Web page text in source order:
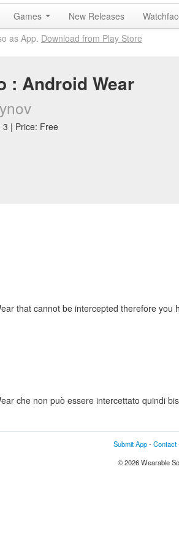
Games New Releases
as App. Download from Play Store
: Android Wear
3 | Price: Free
that cannot be intercepted therefore you
che non può essere intercettato quindi
Submit App-Contact
© 2026 Wearable